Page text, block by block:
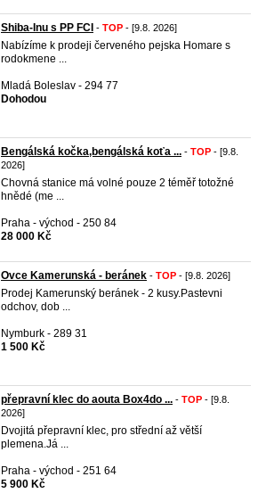
Shiba-Inu s PP FCI - TOP - [9.8. 2026]
Nabízíme k prodeji červeného pejska Homare s
rodokmene ...
Mladá Boleslav - 294 77
Dohodou
Bengálská kočka,bengálská koťa ... - TOP - [9.8.
2026]
Chovná stanice má volné pouze 2 téměř totožné
hnědé (me ...
Praha - východ - 250 84
28 000 Kč
Ovce Kamerunská - beránek - TOP - [9.8. 2026]
Prodej Kamerunský beránek - 2 kusy.Pastevni
odchov, dob ...
Nymburk - 289 31
1 500 Kč
přepravní klec do aouta Box4do ... - TOP - [9.8.
2026]
Dvojitá přepravní klec, pro střední až větší
plemena.Já ...
Praha - východ - 251 64
5 900 Kč